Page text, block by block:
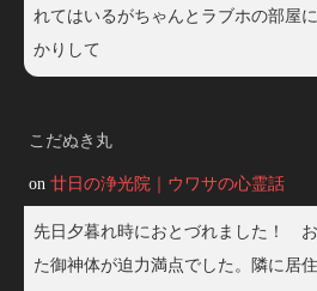
れてはいるがちゃんとラブホの部屋
かりして
こだぬき丸
on 廿日の浄光院｜ウワサの心霊話
先日夕暮れ時におとづれました！
た御神体が迫力満点でした。隣に居